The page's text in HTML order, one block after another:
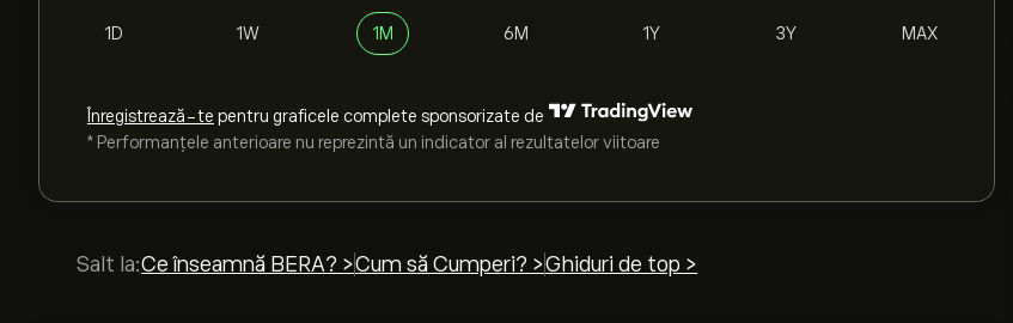
1D 1W 1M 6M 1Y 3Y MAX
Înregistrează-te pentru graficele complete sponsorizate de
* Performanțele anterioare nu reprezintă un indicator al rezultatelor viitoare
Salt la:Ce înseamnă BERA? >Cum să Cumperi? >Ghiduri de top >